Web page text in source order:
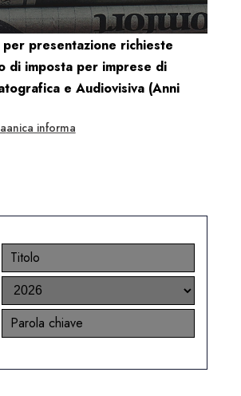
presentazione richieste
di imposta per imprese di
e Audiovisiva (Anni
anica informa